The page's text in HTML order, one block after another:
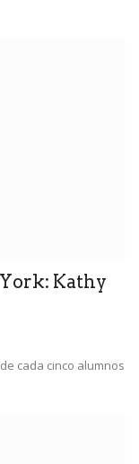
Kathy
cada cinco alumnos